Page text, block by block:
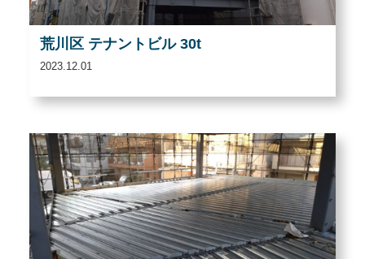
荒川区 テナントビル 30t
2023.12.01